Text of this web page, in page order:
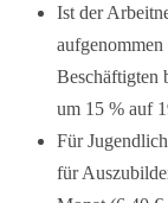
Ist der
Beschäftigten
um 15 % auf
Für
für